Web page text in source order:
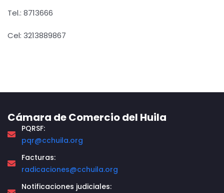
Tel.: 8713666
Cel: 3213889867
Cámara de Comercio del Huila
PQRSF:
pqr@cchuila.org
Facturas:
radicaciones@cchuila.org
Notificaciones judiciales: